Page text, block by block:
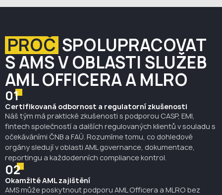
podání Finančnímu analytickému úřadu — FAÚ —
nebo jiným příslušným orgánům, pokud je to
vyžadováno;
působení jako hlavní kontaktní osoba pro komunikaci
s FAÚ, ČNB a dalšími dohledovými nebo
donucovacími orgány;
aktivit, rozhodnutích o hlášení, podaných
oznámeních a navazujících krocích;
zastupování AML funkce společnosti při kontrolách,
regulatorních prověrkách a oficiálních žádostech o
informace.
PROČ SPOLUPRACOVAT
S AMS V OBLASTI SLUŽEB
AML OFFICERA A MLRO
01
Certifikovaná odbornost a regulatorní zkušenosti
Náš tým má praktické zkušenosti s podporou CASP, EMI,
fintech společností a dalších regulovaných klientů v souladu s
očekáváními ČNB a FAÚ. Rozumíme tomu, co dohledové
orgány sledují v oblasti AML governance, dokumentace,
reportingu a každodenních compliance kontrol.
02
Okamžité AML zajištění
AMS může poskytnout podporu AML Officera a MLRO bez